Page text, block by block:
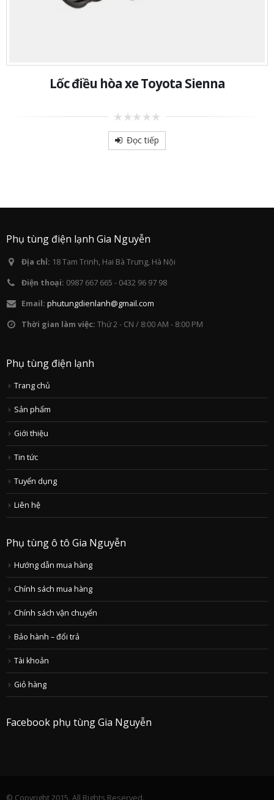
Lốc điều hòa xe Toyota Sienna
0
out Đọc tiếp
Phụ tùng điện lạnh Gia Nguyễn
Địa chỉ: 18 Tam Trinh, Hai Bà Trưng, Hà Nội
Điện thoại: 0987 667 665 - 0432 96 97 98
Email: phutungdienlanh@gmail.com
Thời gian làm việc: Thứ 2 - CN / 8:00 AM - 8:00 PM
Phụ tùng điện lạnh
Trang chủ
Sản phẩm
Giới thiệu
Tin tức
Tuyển dụng
Liên hệ
Phụ tùng ô tô Gia Nguyễn
Hướng dẫn mua hàng
Chính sách mua hàng
Chính sách vận chuyển
Bảo hành – đổi trả
Tài khoản
Giỏ hàng
Facebook phụ tùng Gia Nguyễn
© Copyright 2015. All Rights Reserved.